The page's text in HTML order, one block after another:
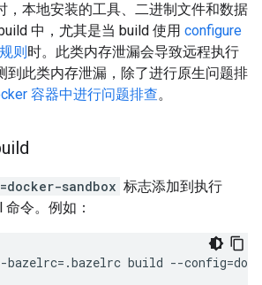
，本地安装的工具、二进制文件和数据
中，尤其是当 build 使用 configure
则时。此类内存泄漏会导致远程执行
到此类内存泄漏，除了进行原生问题排
容器中进行问题排查。
sandbox 标志添加到执行
令。例如：
bazelrc= .bazelrc build --config=